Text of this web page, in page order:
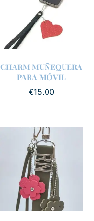
CHARM MUÑEQUERA
PARA MÓVIL
€15.00